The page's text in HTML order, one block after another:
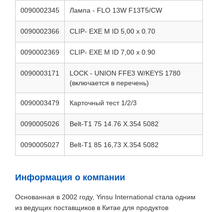
0090002345 Лампа - FLO 13W F13T5/CW
0090002366 CLIP- EXE M ID 5,00 х 0.70
0090002369 CLIP- EXE M ID 7,00 х 0.90
0090003171
LOCK - UNION FFE3 W/KEYS 1780
(включается в перечень)
0090003479 Карточный тест 1/2/3
0090005026 Belt-T1 75 14.76 X.354 5082
0090005027 Belt-T1 85 16,73 X.354 5082
Информация о компании
Основанная в 2002 году, Yinsu International стала одним
из ведущих поставщиков в Китае для продуктов